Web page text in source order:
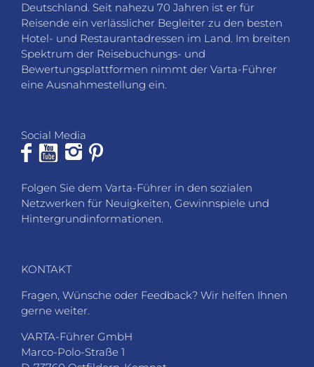
Deutschland. Seit nahezu 70 Jahren ist er für
Reisende ein verlässlicher Begleiter zu den besten
Hotel- und Restaurantadressen im Land. Im breiten
Spektrum der Reisebuchungs- und
Bewertungsplattformen nimmt der Varta-Führer
eine Ausnahmestellung ein.
Social Media
Folgen Sie dem Varta-Führer in den sozialen
Netzwerken für Neuigkeiten, Gewinnspiele und
Hintergrundinformationen.
KONTAKT
Fragen, Wünsche oder Feedback? Wir helfen Ihnen
gerne weiter.
VARTA-Führer GmbH
Marco-Polo-Straße 1